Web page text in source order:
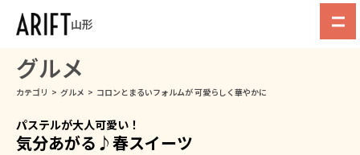
山形
グルメ
カテゴリ > グルメ > コロンとまるいフォルムが 可愛らしく華やかに
パステルが大人可愛い！
気分あがる♪春スイーツ